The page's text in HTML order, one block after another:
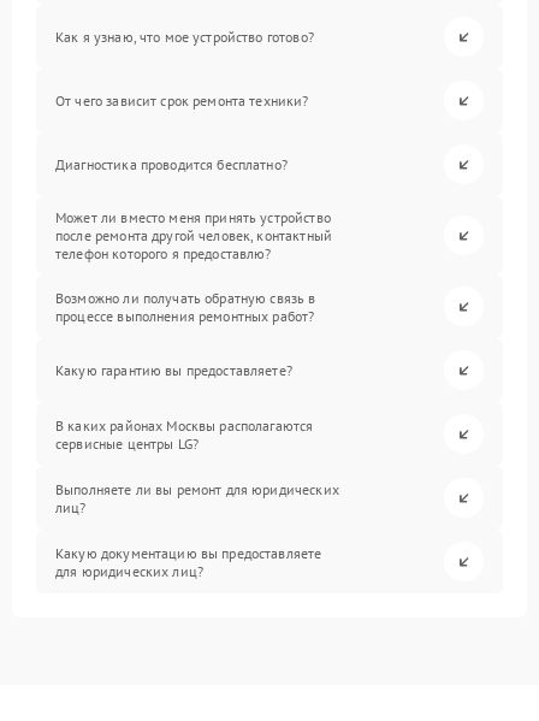
Как я узнаю, что мое устройство готово?
От чего зависит срок ремонта техники?
Диагностика проводится бесплатно?
Может ли вместо меня принять устройство
после ремонта другой человек, контактный
телефон которого я предоставлю?
Возможно ли получать обратную связь в
процессе выполнения ремонтных работ?
Какую гарантию вы предоставляете?
В каких районах Москвы располагаются
сервисные центры LG?
Выполняете ли вы ремонт для юридических
лиц?
Какую документацию вы предоставляете
для юридических лиц?